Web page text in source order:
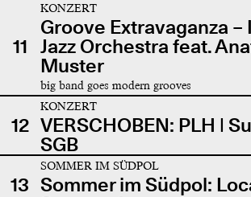
11
KONZERT
Groove Extravaganza
Jazz Orchestra feat.
Muster
big band goes modern grooves
12
KONZERT
VERSCHOBEN: PLH |
SGB
13
SOMMER IM SÜDPOL
Sommer im Südpol: